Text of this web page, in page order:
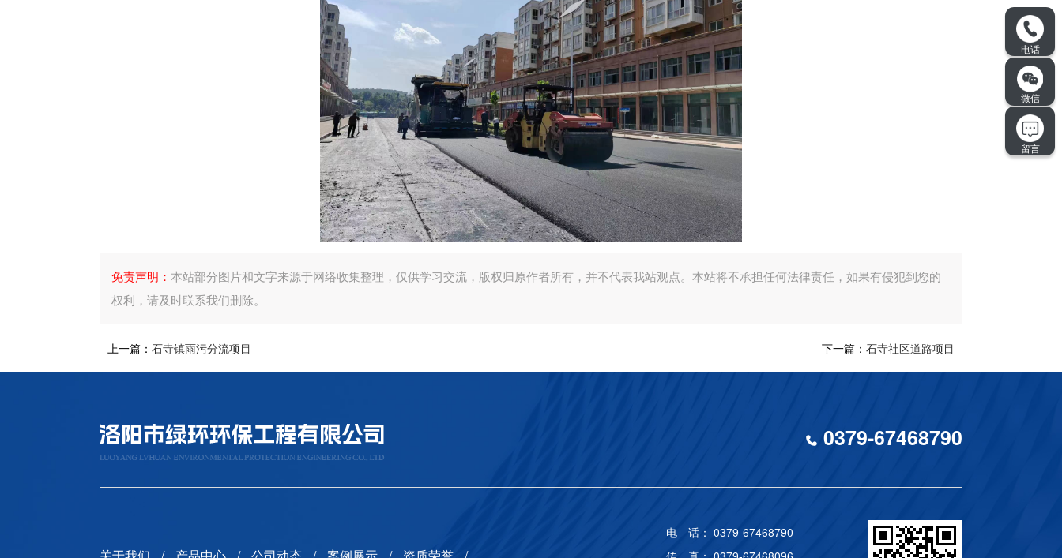
免责声明： 本站部分图片和文字来源于网络收集整理，仅供学习交流，版权归原作者所有，并不代表我站观点。本站将不承担任何法律责任，如果有侵犯到您的
权利，请及时联系我们删除。
上一篇： 石寺镇雨污分流项目 下一篇：石寺社区道路项目
0379-67468790
电 话： 0379-67468790